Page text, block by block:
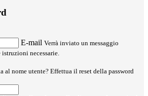
E-mail Verrà inviato un messaggio
necessarie.
al nome utente? Effettua il reset della password